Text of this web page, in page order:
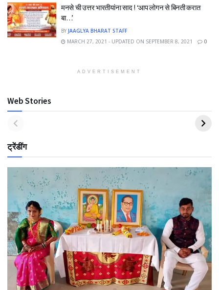
मनसे ची उत्तर भारतीयांना साद ! ‘आप लोगन से बिनती करात
बा…’
BY JAAGLYA BHARAT STAFF
MARCH 27, 2021 - UPDATED ON SEPTEMBER 8, 2021
0
ADVERTISEMENT
Web Stories
ट्रेंडींग